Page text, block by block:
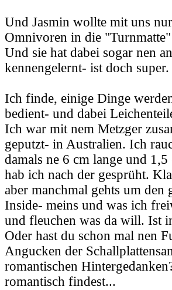
Und Jasmin wollte mit uns
Omnivoren in die
Und sie hat dabei sogar nen
kennengelernt- ist doch super.
Ich finde, einige Dinge
bedient- und dabei
Ich war mit nem Metzger
geputzt- in Australien. Ich
damals ne 6 cm lange und
hab ich nach der gesprüht.
aber manchmal gehts um
Inside- meins und was ich
und fleuchen was da will. Ist
Oder hast du schon mal nen
Angucken der
romantischen
romantisch findest...